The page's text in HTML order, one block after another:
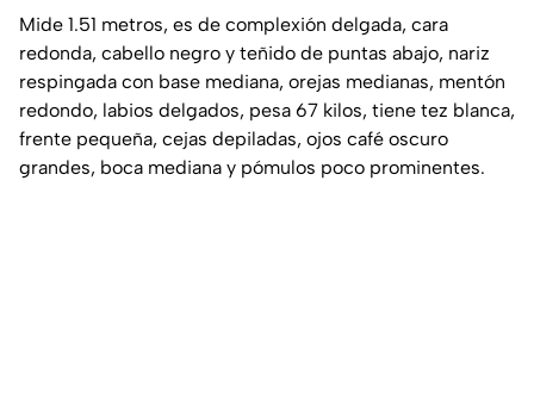
Mide 1.51 metros, es de complexión delgada, cara
redonda, cabello negro y teñido de puntas abajo, nariz
respingada con base mediana, orejas medianas, mentón
redondo, labios delgados, pesa 67 kilos, tiene tez blanca,
frente pequeña, cejas depiladas, ojos café oscuro
grandes, boca mediana y pómulos poco prominentes.